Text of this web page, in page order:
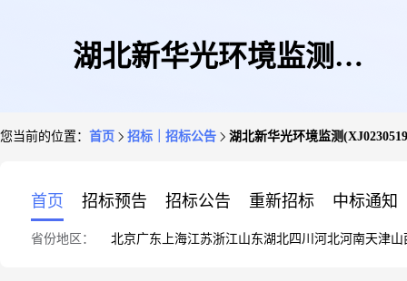
湖北新华光环境监测
您当前的位置： 首页 招标｜招标公告 湖北新华光环境监测
首页 招标预告 招标公告 重新招标 中标通知
省份地区： 北京广东 上海江苏浙江山东湖北四川 河北河南天津山